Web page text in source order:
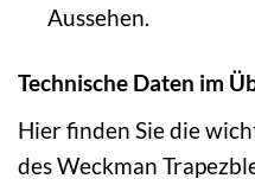
Aussehen.
Technische Daten im
Hier finden Sie die
des Weckman